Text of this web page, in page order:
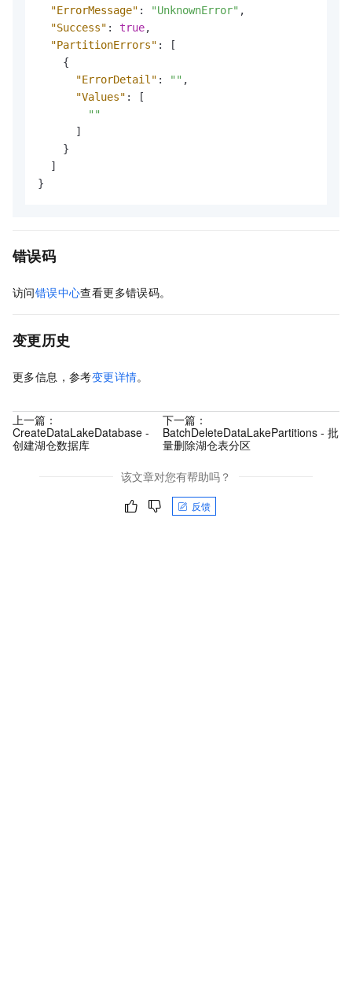
"ErrorMessage" : "UnknownError" ,
"Success" : true,
"PartitionErrors" :
[
{
"ErrorDetail" : "" ,
"Values" :
[
""
]
}
]
}
错误码
访问错误中心查看更多错误码。
变更历史
更多信息，参考变更详情。
上一篇：
CreateDataLakeDatabase -
创建湖仓数据库
下一篇：
BatchDeleteDataLakePartitions - 批
量删除湖仓表分区
该文章对您有帮助吗？
反馈